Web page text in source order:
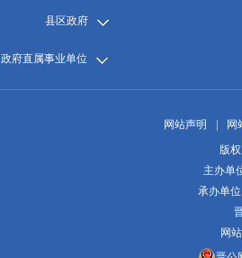
县区政府
政府直属事业单位
网站声明
网
版
主办单
承办单
网